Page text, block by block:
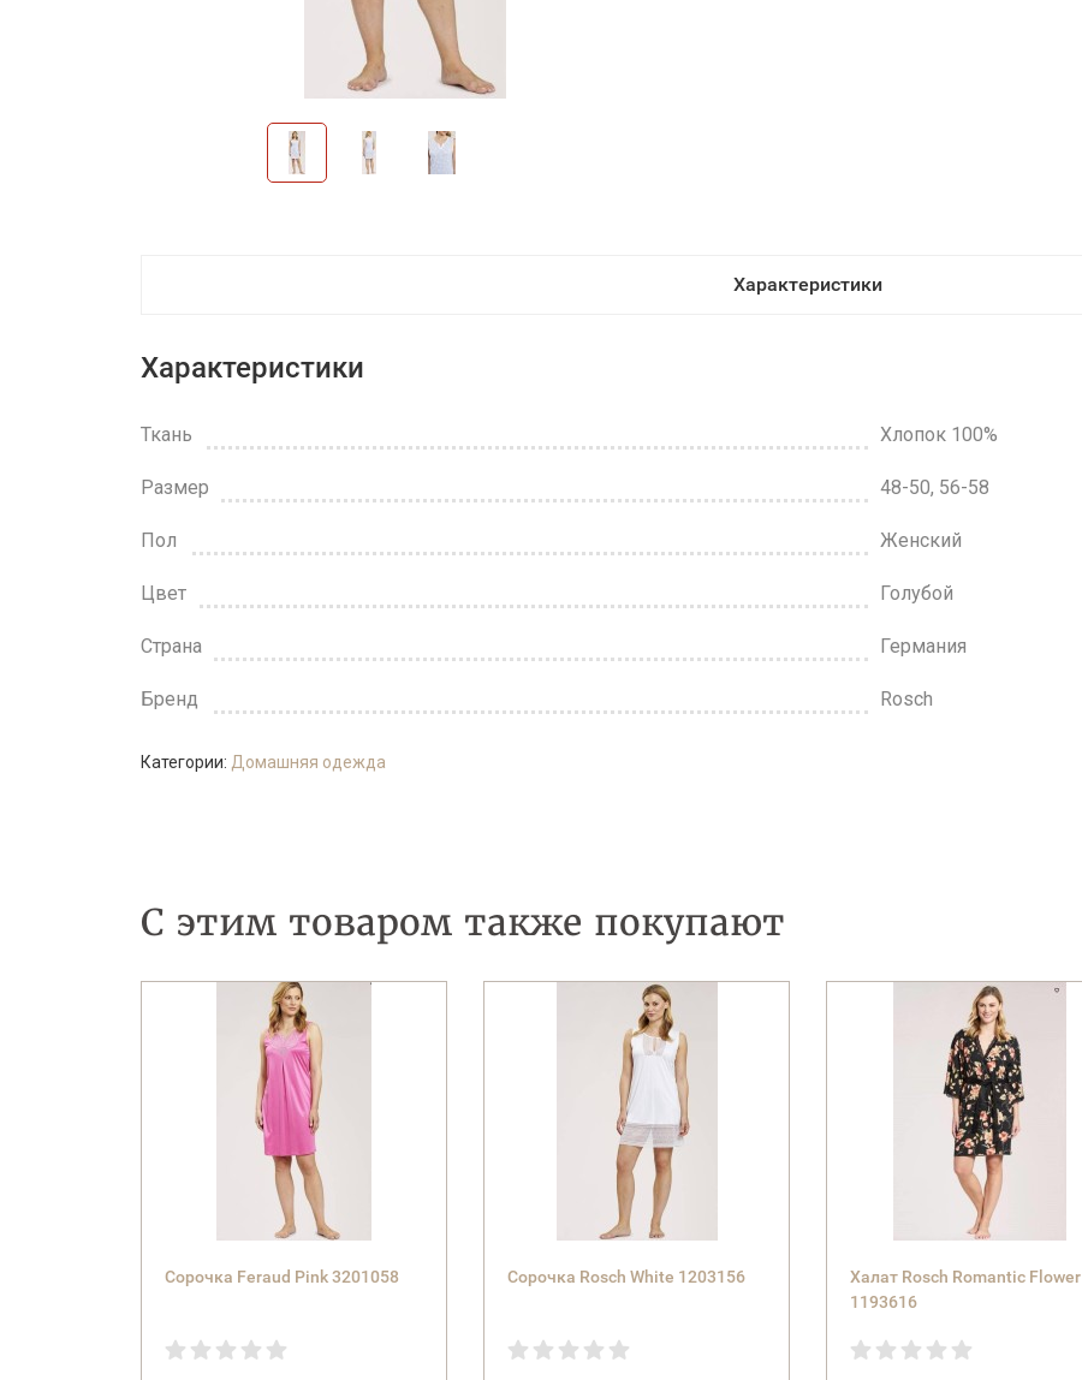
Характеристики
Характеристики
Ткань Хлопок 100%
Размер 48-50, 56-58
Пол Женский
Цвет Голубой
Страна Германия
Бренд Rosch
Категории: Домашняя одежда
С этим товаром также покупают
Сорочка Feraud Pink 3201058 Сорочка Rosch White 1203156
Халат Rosch Romantic Flower
1193616